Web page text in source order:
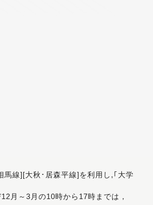
線][大秋･居森平線]を利用し,｢大学
月～3月の10時から17時までは，